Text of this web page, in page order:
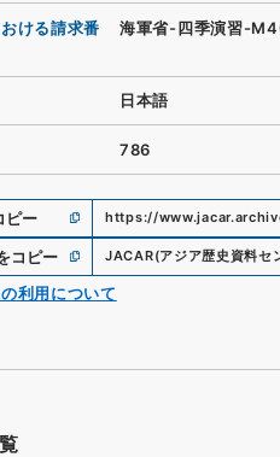
ける請求番
海軍省-四季演習-
日本語
786
ピー https://
コピー JACAR(アジア歴史資料セ
利用について